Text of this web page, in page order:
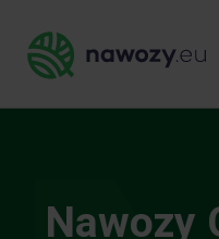
Nawozy